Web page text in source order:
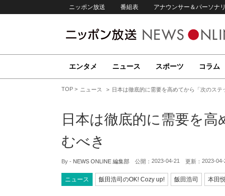
ニッポン放送 番組表 アナウンサー＆パーソナ
エンタメ ニュース スポーツ コラム
TOP ニュース 日本は徹底的に需要を高めてから「次のステ
日本は徹底的に需要を
むべき
By - NEWS ONLINE 編集部 公開： 2023-04-21 更新： 2023-04-
ニュース 飯田浩司のOK! Cozy up! 飯田浩司 本田